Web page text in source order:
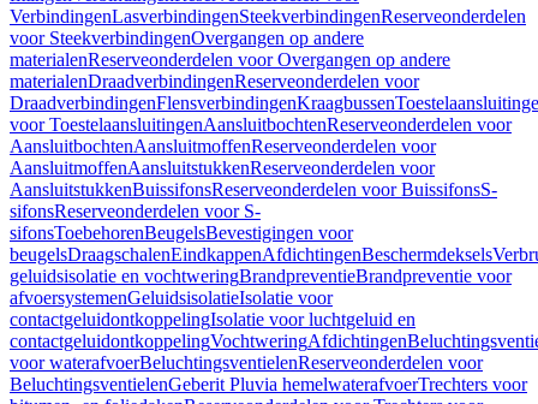
VerbindingenLasverbindingenSteekverbindingenReserveonderdelen
voor SteekverbindingenOvergangen op andere
materialenReserveonderdelen voor Overgangen op andere
materialenDraadverbindingenReserveonderdelen voor
DraadverbindingenFlensverbindingenKraagbussen
voor ToestelaansluitingenAansluitbochtenReserveonderdelen voor
AansluitbochtenAansluitmoffenReserveonderdelen voor
AansluitmoffenAansluitstukkenReserveonderdelen voor
AansluitstukkenBuissifonsReserveonderdelen voor BuissifonsS-
sifonsReserveonderdelen voor S-
sifonsToebehorenBeugelsBevestigingen voor
beugelsDraagschalenEindkappenAfdichtingenBeschermdeksels
geluidsisolatie en vochtweringBrandpreventieBrandpreventie voor
afvoersystemenGeluidsisolatieIsolatie voor
contactgeluidontkoppelingIsolatie voor luchtgeluid en
contactgeluidontkoppelingVochtweringAfdichtingen
voor waterafvoerBeluchtingsventielenReserveonderdelen voor
BeluchtingsventielenGeberit Pluvia hemelwaterafvoerTrechters voor